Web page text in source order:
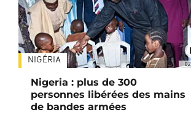
NIGÉRIA
Nigeria : plus de 300
personnes libérées des mains
de bandes armées